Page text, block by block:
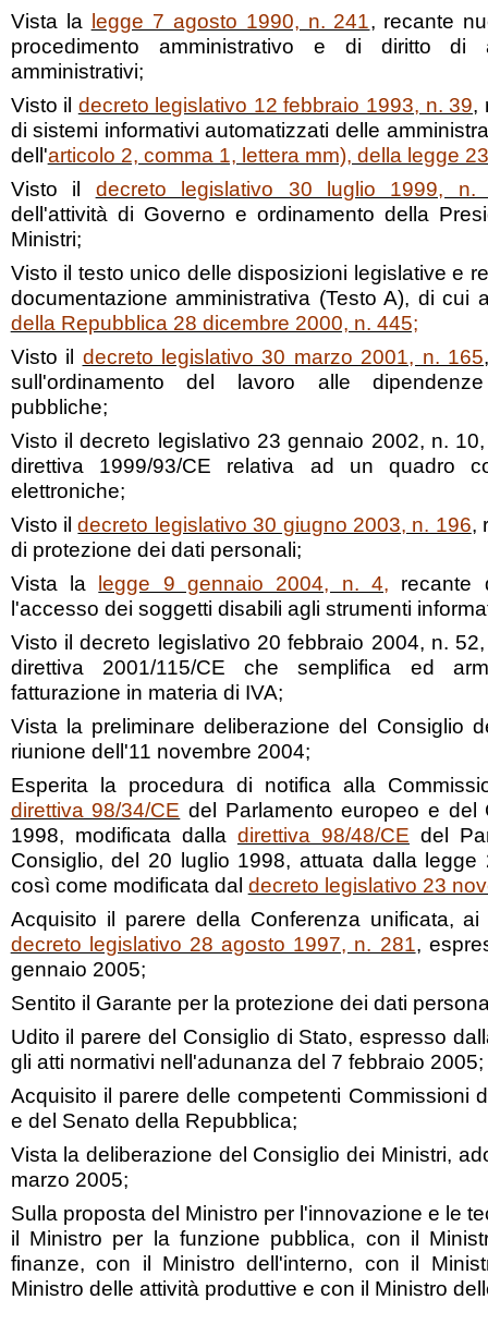
Vista la legge 7 agosto 1990, n. 241, recante
procedimento amministrativo e di diritto di
amministrativi;
Visto il decreto legislativo 12 febbraio 1993, n. 39,
di sistemi informativi automatizzati delle
dell'articolo 2, comma 1, lettera mm), della legge
Visto il decreto legislativo 30 luglio 1999, n.
dell'attività di Governo e ordinamento della
Ministri;
Visto il testo unico delle disposizioni legislative e
documentazione amministrativa (Testo A), di cui
della Repubblica 28 dicembre 2000, n. 445;
Visto il decreto legislativo 30 marzo 2001, n. 165
sull'ordinamento del lavoro alle
pubbliche;
Visto il decreto legislativo 23 gennaio 2002, n.
direttiva 1999/93/CE relativa ad un quadro
elettroniche;
Visto ildecreto legislativo 30 giugno 2003, n. 196,
di protezione dei dati personali;
Vista la legge 9 gennaio 2004, n. 4, recante
l'accesso dei soggetti disabili agli strumenti
Visto il decreto legislativo 20 febbraio 2004, n.
direttiva 2001/115/CE che semplifica ed
fatturazione in materia di IVA;
Vista la preliminare deliberazione del Consiglio
riunione dell'11 novembre 2004;
Esperita la procedura di notifica alla
direttiva 98/34/CE del Parlamento europeo e del
1998, modificata dalla direttiva 98/48/CE del
Consiglio, del 20 luglio 1998, attuata dalla
così come modificata dal decreto legislativo 23
Acquisito il parere della Conferenza unificata,
decreto legislativo 28 agosto 1997, n. 281,
gennaio 2005;
Sentito il Garante per la protezione dei dati
Udito il parere del Consiglio di Stato, espresso
gli atti normativi nell'adunanza del 7 febbraio 2005;
Acquisito il parere delle competenti Commissioni
e del Senato della Repubblica;
Vista la deliberazione del Consiglio dei Ministri,
marzo 2005;
Sulla proposta del Ministro per l'innovazione e le
il Ministro per la funzione pubblica, con il
finanze, con il Ministro dell'interno, con il
Ministro delle attività produttive e con il Ministro